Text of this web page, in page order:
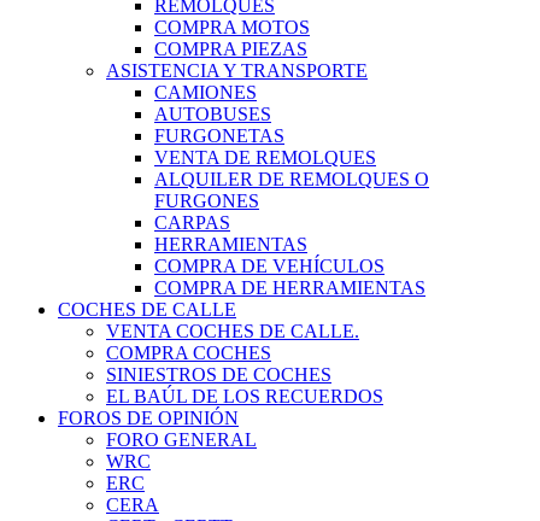
REMOLQUES
COMPRA MOTOS
COMPRA PIEZAS
ASISTENCIA Y TRANSPORTE
CAMIONES
AUTOBUSES
FURGONETAS
VENTA DE REMOLQUES
ALQUILER DE REMOLQUES O
FURGONES
CARPAS
HERRAMIENTAS
COMPRA DE VEHÍCULOS
COMPRA DE HERRAMIENTAS
COCHES DE CALLE
VENTA COCHES DE CALLE.
COMPRA COCHES
SINIESTROS DE COCHES
EL BAÚL DE LOS RECUERDOS
FOROS DE OPINIÓN
FORO GENERAL
WRC
ERC
CERA